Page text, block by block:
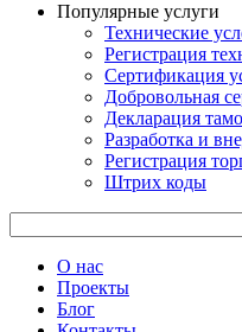
Популярные услуги
Технические
Регистрация
Сертификация
Добровольная
Декларация
Разработка и
Регистрация
Штрих коды
О нас
Проекты
Блог